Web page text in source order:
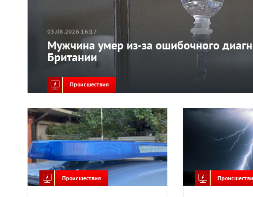
03.08.2026 16:17
Мужчина умер из‑за ошибочного
Британии
Происшествия
Происшествия